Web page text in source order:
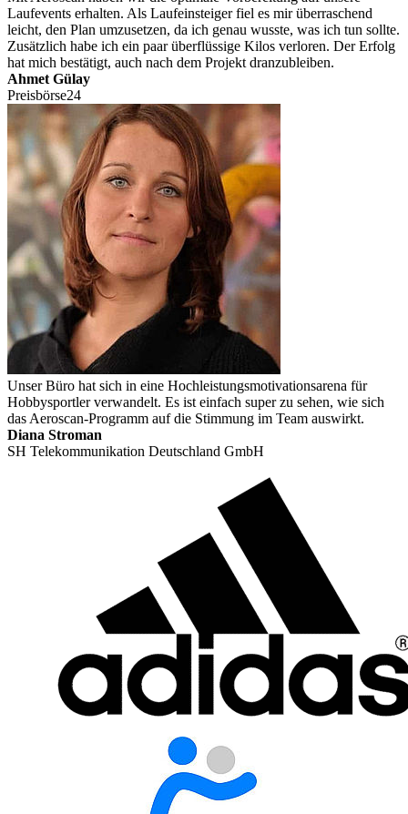
Laufevents erhalten. Als Laufeinsteiger fiel es mir überraschend
leicht, den Plan umzusetzen, da ich genau wusste, was ich tun sollte.
Zusätzlich habe ich ein paar überflüssige Kilos verloren. Der Erfolg
hat mich bestätigt, auch nach dem Projekt dranzubleiben.
Ahmet Gülay
Preisbörse24
Unser Büro hat sich in eine Hochleistungsmotivationsarena für
Hobbysportler verwandelt. Es ist einfach super zu sehen, wie sich
das Aeroscan-Programm auf die Stimmung im Team auswirkt.
Diana Stroman
SH Telekommunikation Deutschland GmbH